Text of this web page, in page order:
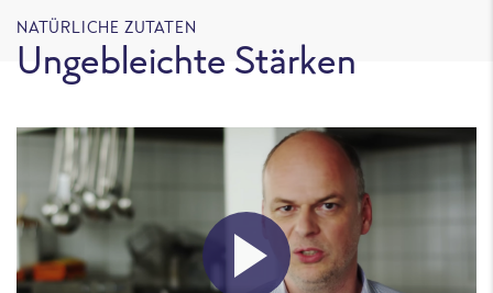
NATÜRLICHE ZUTATEN
Ungebleichte Stärken